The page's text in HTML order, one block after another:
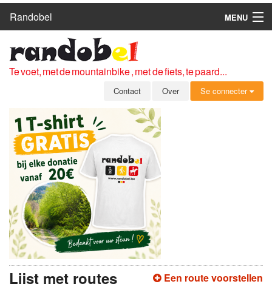
Randobel
MENU
ROUTES
CLUBS
OVER
LEDEN
ZICH AANMELDEN
GRATIS REGISTRATIE
WACHTWOORD VERGETEN
Te voet, met de mountainbike , met de fiets, te paard...
Contact Over Se connecter
Een route voorstellen
Lijst met routes